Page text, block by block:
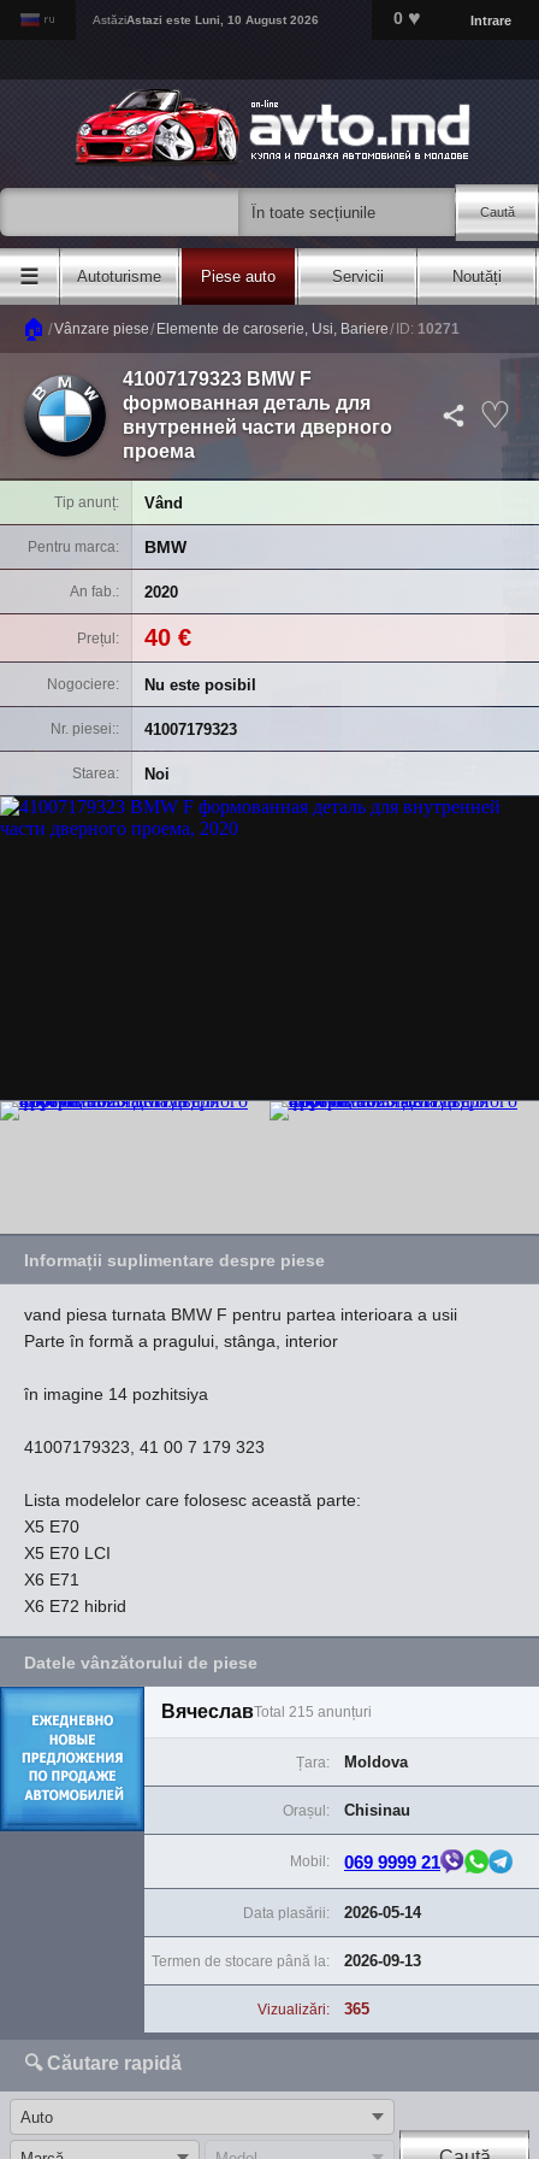
AstăziAstazi este Luni, 10 August 2026 0 ♥ Intrare
Caută
☰ Autoturisme Piese auto Servicii Noutăți
🏠 /Vânzare piese/ Elemente de caroserie, Usi, Bariere/ ID: 10271
41007179323 BMW F
формованная деталь для
внутренней части дверного
проема
Tip anunț Vând
Pentru marca BMW
An fab. 2020
Prețul 40 €
Nogociere Nu este posibil
Nr. piesei: 41007179323
Starea Noi
Informații suplimentare despre piese
vand piesa turnata BMW F pentru partea interioara a usii
Parte în formă a pragului, stânga, interior
în imagine 14 pozhitsiya
41007179323, 41 00 7 179 323
Lista modelelor care folosesc această parte:
X5 E70
X5 E70 LCI
X6 E71
X6 E72 hibrid
Datele vânzătorului de piese
ВячеславTotal 215 anunțuri
Țara: Moldova
Data plasării: 2026-05-14
Orașul: Chisinau
Termen de stocare până la: 2026-09-13
Mobil: 069 9999 21
Vizualizări: 365
🔍 Căutare rapidă